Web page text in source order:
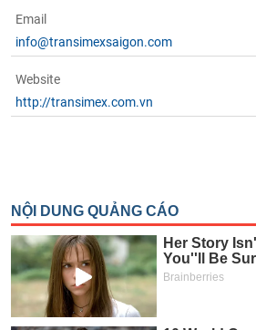
Email
info@transimexsaigon.com
Website
http://transimex.com.vn